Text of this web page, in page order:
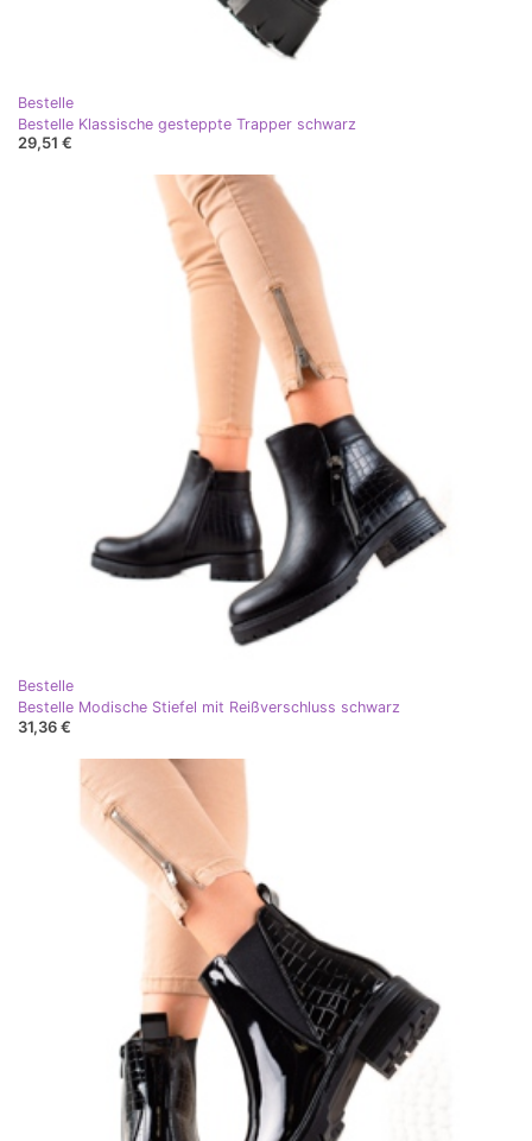
Bestelle
Bestelle Klassische gesteppte Trapper schwarz
29,51 €
Bestelle
Bestelle Modische Stiefel mit Reißverschluss schwarz
31,36 €